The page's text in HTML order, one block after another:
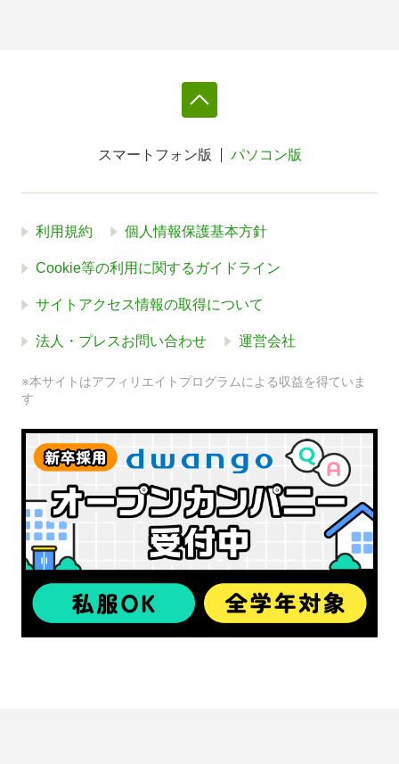
スマートフォン版 パソコン版
利用規約 個人情報保護基本方針
Cookie等の利用に関するガイドライン
サイトアクセス情報の取得について
法人・プレスお問い合わせ 運営会社
※本サイトはアフィリエイトプログラムによる収益を得ていま
す